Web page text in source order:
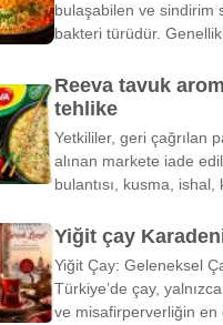
bulaşabilen ve sindirim
bakteri türüdür.
Reeva tavuk
tehlike
Yetkililer, geri çağrılan
alınan markete iade
bulantısı, kusma, ishal,
Yiğit çay
Yiğit Çay: Geleneksel
Türkiye’de çay,
ve misafirperverliğin en